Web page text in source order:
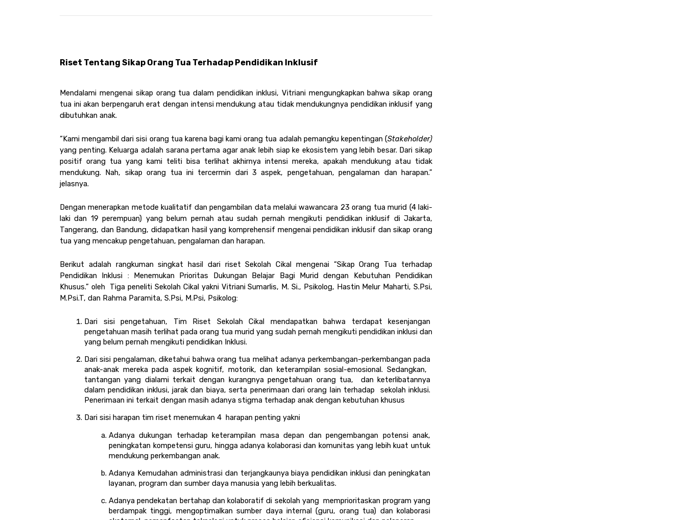
Riset Tentang Sikap Orang Tua Terhadap Pendidikan Inklusif
Mendalami mengenai sikap orang tua dalam pendidikan inklusi, Vitriani mengungkapkan bahwa sikap orang
tua ini akan berpengaruh erat dengan intensi mendukung atau tidak mendukungnya pendidikan inklusif yang
dibutuhkan anak.
“Kami mengambil dari sisi orang tua karena bagi kami orang tua adalah pemangku kepentingan (
yang penting. Keluarga adalah sarana pertama agar anak lebih siap ke ekosistem yang lebih besar. Dari sikap
positif orang tua yang kami teliti bisa terlihat akhirnya intensi mereka, apakah mendukung atau tidak
mendukung. Nah, sikap orang tua ini tercermin dari 3 aspek, pengetahuan, pengalaman dan harapan.”
jelasnya.
Dengan menerapkan metode kualitatif dan pengambilan data melalui wawancara 23 orang tua murid (4 laki-
laki dan 19 perempuan) yang belum pernah atau sudah pernah mengikuti pendidikan inklusif di Jakarta,
Tangerang, dan Bandung, didapatkan hasil yang komprehensif mengenai pendidikan inklusif dan sikap orang
tua yang mencakup pengetahuan, pengalaman dan harapan.
Berikut adalah rangkuman singkat hasil dari riset Sekolah Cikal mengenai “Sikap Orang Tua terhadap
Pendidikan Inklusi : Menemukan Prioritas Dukungan Belajar Bagi Murid dengan Kebutuhan Pendidikan
Khusus.” oleh  Tiga peneliti Sekolah Cikal yakni Vitriani Sumarlis, M. Si., Psikolog, Hastin Melur Maharti, S.Psi,
M.Psi.T, dan Rahma Paramita, S.Psi, M.Psi, Psikolog:
Dari sisi pengetahuan, Tim Riset Sekolah Cikal mendapatkan bahwa terdapat kesenjangan
pengetahuan masih terlihat pada orang tua murid yang sudah pernah mengikuti pendidikan inklusi dan
yang belum pernah mengikuti pendidikan Inklusi.
Dari sisi pengalaman, diketahui bahwa orang tua melihat adanya perkembangan-perkembangan pada
anak-anak mereka pada aspek kognitif, motorik, dan keterampilan sosial-emosional. Sedangkan,
tantangan yang dialami terkait dengan kurangnya pengetahuan orang tua,  dan keterlibatannya
dalam pendidikan inklusi, jarak dan biaya, serta penerimaan dari orang lain terhadap  sekolah inklusi.
Penerimaan ini terkait dengan masih adanya stigma terhadap anak dengan kebutuhan khusus
Dari sisi harapan tim riset menemukan 4  harapan penting yakni
Adanya dukungan terhadap keterampilan masa depan dan pengembangan potensi anak,
peningkatan kompetensi guru, hingga adanya kolaborasi dan komunitas yang lebih kuat untuk
mendukung perkembangan anak.
Adanya Kemudahan administrasi dan terjangkaunya biaya pendidikan inklusi dan peningkatan
layanan, program dan sumber daya manusia yang lebih berkualitas.
Adanya pendekatan bertahap dan kolaboratif di sekolah yang  memprioritaskan program yang
berdampak tinggi, mengoptimalkan sumber daya internal (guru, orang tua) dan kolaborasi